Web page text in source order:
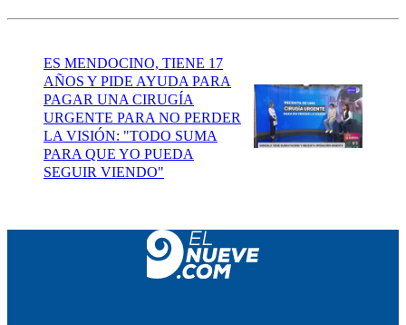
ES MENDOCINO, TIENE 17
AÑOS Y PIDE AYUDA PARA
PAGAR UNA CIRUGÍA
URGENTE PARA NO PERDER
LA VISIÓN: "TODO SUMA
PARA QUE YO PUEDA
SEGUIR VIENDO"